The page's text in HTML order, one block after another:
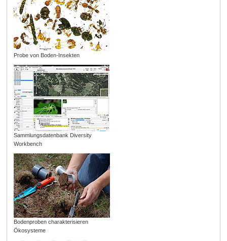
Probe von Boden-Insekten
Sammlungsdatenbank Diversity
Workbench
Bodenproben charakterisieren
Ökosysteme